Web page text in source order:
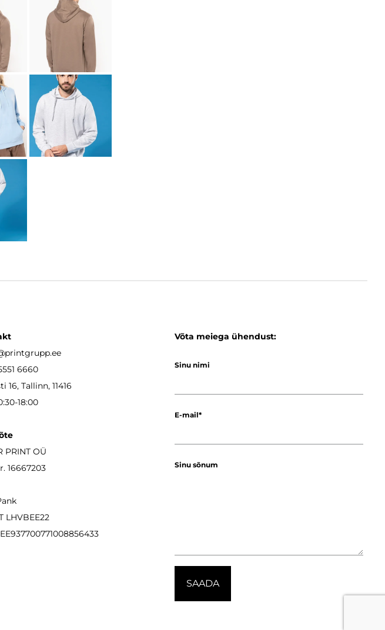
6660
16, Tallinn, 11416
18:00
PRINT OÜ
16667203
LHVBEE22
EE937700771008856433
Võta meiega ühendust:
Sinu nimi
E-mail
Sinu sõnum